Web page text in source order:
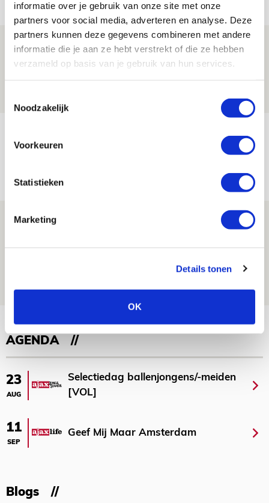
informatie over je gebruik van onze site met onze
partners voor social media, adverteren en analyse. Deze
partners kunnen deze gegevens combineren met andere
informatie die je aan ze hebt verstrekt of die ze hebben
verzameld op basis van je gebruik van hun services.
Noodzakelijk
Voorkeuren
Statistieken
Marketing
Details tonen
OK
Drie dingen die je moet weten over
Ajax - Shelbourne
06 AUGUSTUS 2026 - 09:33
leidersrol bij Ajax
NIEUWS
Míchels elf: zie jij al rol voor
AGENDA
23
AUG
Selectiedag ballenjongens/-meiden
[VOL]
11
SEP
Geef Mij Maar Amsterdam
Blogs